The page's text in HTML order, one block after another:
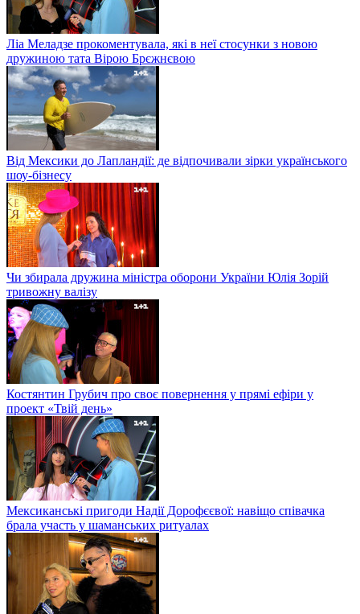
Ліа Меладзе прокоментувала, які в неї стосунки з новою
дружиною тата Вірою Брєжнєвою
Від Мексики до Лапландії: де відпочивали зірки українського
шоу-бізнесу
Чи збирала дружина міністра оборони України Юлія Зорій
тривожну валізу
Костянтин Грубич про своє повернення у прямі ефіри у
проект «Твій день»
Мексиканські пригоди Надії Дорофєєвої: навіщо співачка
брала участь у шаманських ритуалах